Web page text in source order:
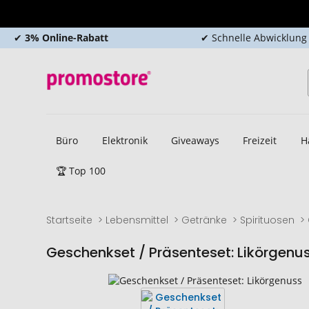
✔ 3% Online-Rabatt ✔ Schnelle Abwicklung
Büro Elektronik Giveaways Freizeit
🏆 Top 100
Startseite Lebensmittel Getränke Spirituosen
Geschenkset / Präsenteset: